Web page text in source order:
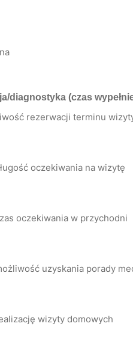
diagnostyka (czas
rezerwacji terminu
oczekiwania na wizytę
oczekiwania w przychodni
uzyskania porady
wizyty domowych